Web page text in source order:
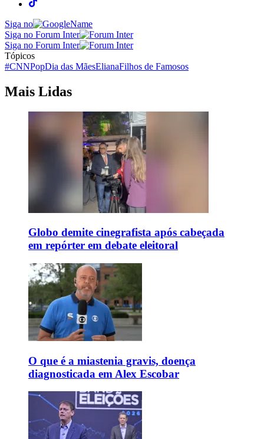
Siga no
Siga no Forum Inter
Siga no Forum Inter
Tópicos
#CNNPopDia das MãesElianaFilhos de Famosos
Mais Lidas
Globo demite cinegrafista após cabeçada
em repórter em debate eleitoral
O que é a miastenia gravis, doença
diagnosticada em Alex Escobar